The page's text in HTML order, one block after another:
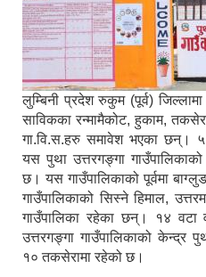
लुम्बिनी प्रदेश रुकुम (पूर्व) जिल्लामा
साविकका रन्मामैकोट, हुकाम,
गा.वि.स.हरु समावेश भएका छन्।
यस पुथा उत्तरगङ्गा
छ। यस गाउँपालिकाको पूर्वमा
गाउँपालिकाको सिस्ने हिमाल,
गाउँपालिका रहेका छन्। १४ वटा
उत्तरगङ्गा गाउँपालिकाको केन्द्र
१० तकसेरामा रहेको छ।